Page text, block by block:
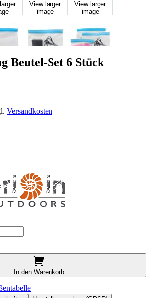
View larger
image
View larger
image
Beutel-Set 6 Stück
Versandkosten
In den Warenkorb